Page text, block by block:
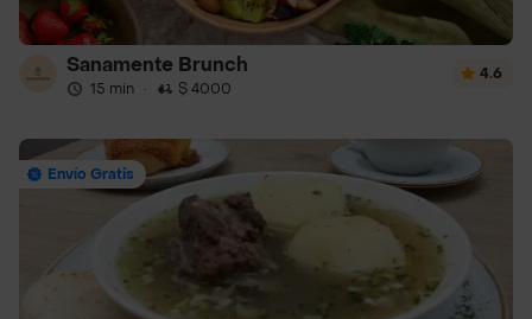
Sanamente Brunch
15 min · $ 4000
4.6
Envío Gratis